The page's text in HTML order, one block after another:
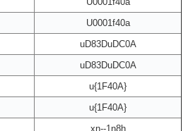
U0001f40a
uD83DuDC0A
uD83DuDC0A
u{1F40A}
u{1F40A}
xn--1n8h